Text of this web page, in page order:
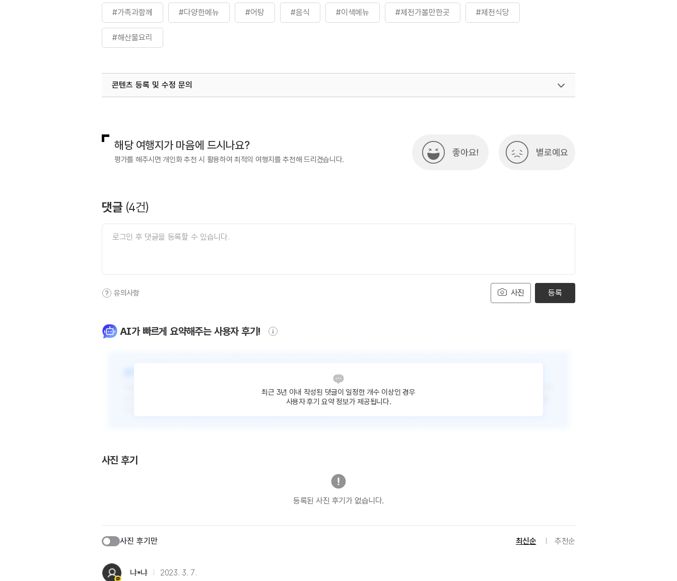
#가족과함께 #다양한메뉴 #어탕 #음식 #이색메뉴 #제천가볼만한곳 #제천식당
#해산물요리
콘텐츠 등록 및 수정 문의
해당 여행지가 마음에 드시나요?
평가를 해주시면 개인화 추천 시 활용하여 최적의 여행지를 추천해 드리겠습니다.
좋아요! 별로예요
댓글 (4건)
사진
유의사항 등록
AI가 빠르게 요약해주는 사용자 후기!
최근 3년 이내 작성된 댓글이 일정한 개수 이상인 경우
사용자 후기 요약 정보가 제공됩니다.
사진 후기
등록된 사진 후기가 없습니다.
사진 후기만 최신순 추천순
냐*냐 2023. 3. 7.